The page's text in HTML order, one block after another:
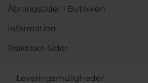
Åbningstider I Butikken
Information
Praktiske Sider
Leveringsmuligheder